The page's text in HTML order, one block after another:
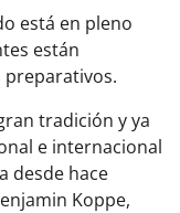
está en pleno
están
tradición y ya
e internacional
desde hace
Koppe,